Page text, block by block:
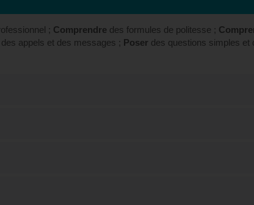
; Comprendre des formules de politesse ;
appels et des messages ; Poser des questions simples et